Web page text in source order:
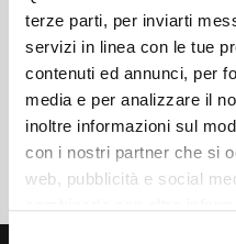
terze parti, per inviarti
servizi in linea con le tue
contenuti ed annunci, per
media e per analizzare il
inoltre informazioni sul
con i nostri partner che si
web, pubblicità e social
Normativa Euro
Dettaglio